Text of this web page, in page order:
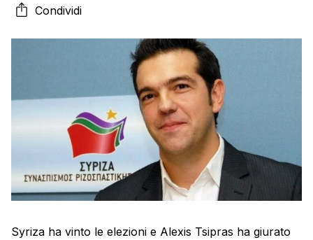
Europa e Fondo Monetario Internazionale
Condividi
Syriza ha vinto le elezioni e Alexis Tsipras ha giurato